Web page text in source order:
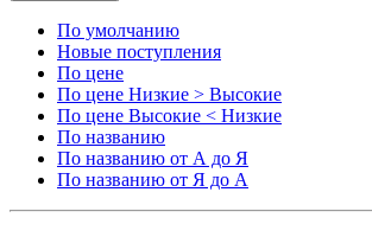
По умолчанию
Новые поступления
По цене
По цене Низкие > Высокие
По цене Высокие < Низкие
По названию
По названию от А до Я
По названию от Я до А